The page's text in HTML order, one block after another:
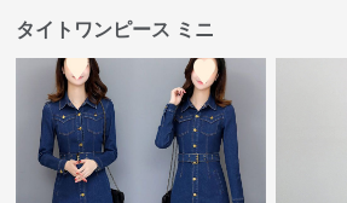
タイトワンピース ミニ